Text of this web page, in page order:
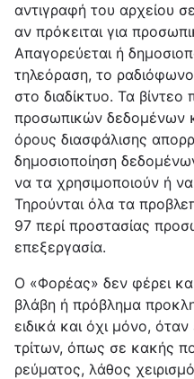
αντιγραφή του αρχείου
αν πρόκειται για
Απαγορεύεται ή
τηλεόραση, το
στο διαδίκτυο. Τα βίντεο
προσωπικών δεδομένων
όρους διασφάλισης
δημοσιοποίηση
να τα χρησιμοποιούν ή
Τηρούνται όλα τα
97 περί προστασίας
επεξεργασία.
Ο «Φορέας» δεν φέρει
βλάβη ή πρόβλημα
ειδικά και όχι μόνο,
τρίτων, όπως σε κακής
ρεύματος, λάθος